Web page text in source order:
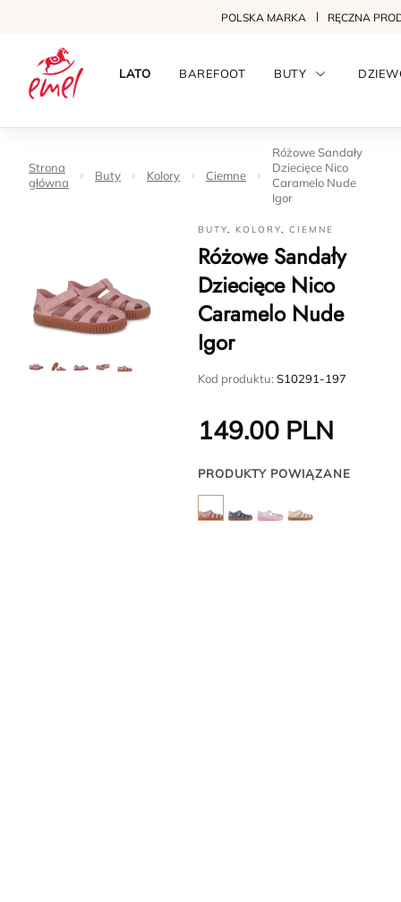
POLSKA MARKA RĘCZNA
LATO BAREFOOT BUTY
Strona
główna
Buty Kolory Ciemne
Różowe Sandały
Dziecięce Nico
Caramelo Nude
Igor
BUTY, KOLORY,CIEMNE
Różowe Sandały
Dziecięce Nico
Caramelo Nude
Igor
Kod produktu:S10291-197
149.00 PLN
PRODUKTY POWIĄZANE